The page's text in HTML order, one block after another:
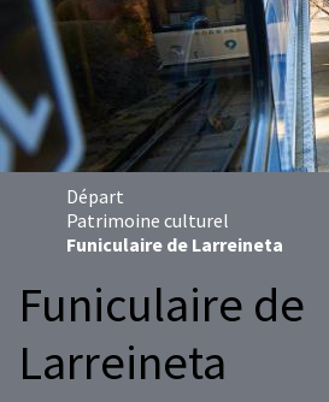
Départ
Patrimoine culturel
Funiculaire de Larreineta
Funiculaire de
Larreineta